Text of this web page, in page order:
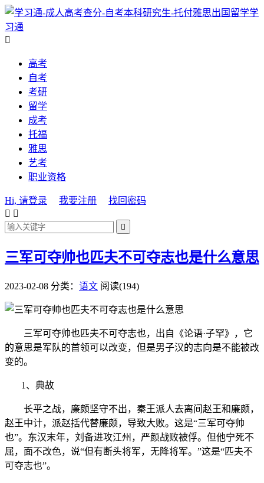
学
习通

高考
自考
考研
留学
成考
托福
雅思
艺考
职业资格
Hi, 请登录 我要注册
找回密码
 

三军可夺帅也匹夫不可夺志也是什么意思
2023-02-08 分类： 语文 阅读(194)
三军可夺帅也匹夫不可夺志也，出自《论语·子罕》，它
的意思是军队的首领可以改变，但是男子汉的志向是不能被改
变的。
1、典故
长平之战，廉颇坚守不出，秦王派人去离间赵王和廉颇，
赵王中计，派赵括代替廉颇，导致大败。这是“三军可夺帅
也”。东汉末年，刘备进攻江州，严颜战败被俘。但他宁死不
屈，面不改色，说“但有断头将军，无降将军。”这是“匹夫不
可夺志也”。